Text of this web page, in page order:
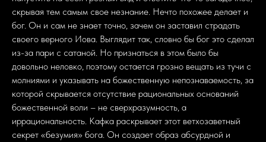
скрывая тем самым свое незнание. Нечто похожее делает и
бог. Он и сам не знает точно, зачем он заставил страдать
своего верного Иова. Выглядит так, словно бы бог это сделал
из-за пари с сатаной. Но признаться в этом было бы
довольно неловко, поэтому остается грозно вещать из тучи с
молниями и указывать на божественную непознаваемость, за
которой скрывается отсутствие рациональных оснований
божественной воли – не сверхразумность, а
иррациональность. Кафка раскрывает этот ветхозаветный
секрет «безумия» бога. Он создает образ абсурдной и